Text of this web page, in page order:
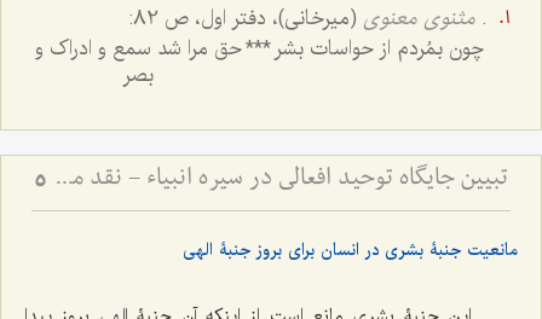
. مثنوی معنوی (میرخانی)، دفتر اول، ص 82:
چون بمُردم از حواسات بشر***حق مرا شد سمع و ادراک و
بصر
تبیین جایگاه توحید افعالی در سیره انبیاء - نقد مدعیان دروغین و ضرورت خروج از خودپرستی 5
مانعیت جنبۀ بشری در انسان برای بروز جنبۀ الهی